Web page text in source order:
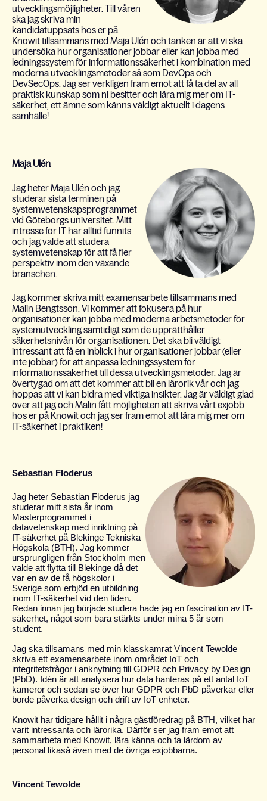
utvecklingsmöjligheter. Till våren
ska jag skriva min
kandidatuppsats hos er på
Knowit tillsammans med Maja Ulén och tanken är att vi ska
undersöka hur organisationer jobbar eller kan jobba med
ledningssystem för informationssäkerhet i kombination med
moderna utvecklingsmetoder så som DevOps och
DevSecOps. Jag ser verkligen fram emot att få ta del av all
praktisk kunskap som ni besitter och lära mig mer om IT-
säkerhet, ett ämne som känns väldigt aktuellt i dagens
samhälle!
Maja Ulén
Jag heter Maja Ulén och jag
studerar sista terminen på
systemvetenskapsprogrammet
vid Göteborgs universitet. Mitt
intresse för IT har alltid funnits
och jag valde att studera
systemvetenskap för att få fler
perspektiv inom den växande
branschen.
Jag kommer skriva mitt examensarbete tillsammans med
Malin Bengtsson. Vi kommer att fokusera på hur
organisationer kan jobba med moderna arbetsmetoder för
systemutveckling samtidigt som de upprätthåller
säkerhetsnivån för organisationen. Det ska bli väldigt
intressant att få en inblick i hur organisationer jobbar (eller
inte jobbar) för att anpassa ledningssystem för
informationssäkerhet till dessa utvecklingsmetoder. Jag är
övertygad om att det kommer att bli en lärorik vår och jag
hoppas att vi kan bidra med viktiga insikter. Jag är väldigt glad
över att jag och Malin fått möjligheten att skriva vårt exjobb
hos er på Knowit och jag ser fram emot att lära mig mer om
IT-säkerhet i praktiken!
Sebastian Floderus
Jag heter Sebastian Floderus jag
studerar mitt sista år inom
Masterprogrammet i
datavetenskap med inriktning på
IT-säkerhet på Blekinge Tekniska
Högskola (BTH). Jag kommer
ursprungligen från Stockholm men
valde att flytta till Blekinge då det
var en av de få högskolor i
Sverige som erbjöd en utbildning
inom IT-säkerhet vid den tiden.
Redan innan jag började studera hade jag en fascination av IT-
säkerhet, något som bara stärkts under mina 5 år som
student.
Jag ska tillsamans med min klasskamrat Vincent Tewolde
skriva ett examensarbete inom området IoT och
integritetsfrågor i anknytning till GDPR och Privacy by Design
(PbD). Idén är att analysera hur data hanteras på ett antal IoT
kameror och sedan se över hur GDPR och PbD påverkar eller
borde påverka design och drift av IoT enheter.
Knowit har tidigare hållit i några gästföredrag på BTH, vilket har
varit intressanta och lärorika. Därför ser jag fram emot att
sammarbeta med Knowit, lära känna och ta lärdom av
personal likaså även med de övriga exjobbarna.
Vincent Tewolde